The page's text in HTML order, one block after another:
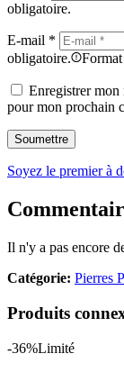
obligatoire.
E-mail *
obligatoire.
Enregistrer mon
pour mon prochain
Soyez le premier à
Il n'y a pas encore
Catégorie: Pierres
Produits
-36%Limité